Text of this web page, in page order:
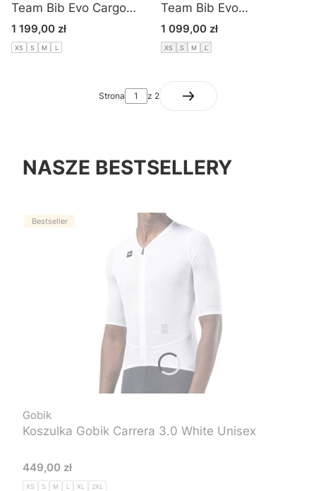
Team Bib Evo Cargo
Scrubland
Cena
1 199,00 zł
XS S M L
Team Bib Evo
Navy/White
Cena
1 099,00 zł
XS S M L
Strona z 2
NASZE BESTSELLERY
Bestseller
Koszulka Gobik Carrera 3.0 White Unisex
Gobik
Cena
449,00 zł
XS S M L XL 2XL